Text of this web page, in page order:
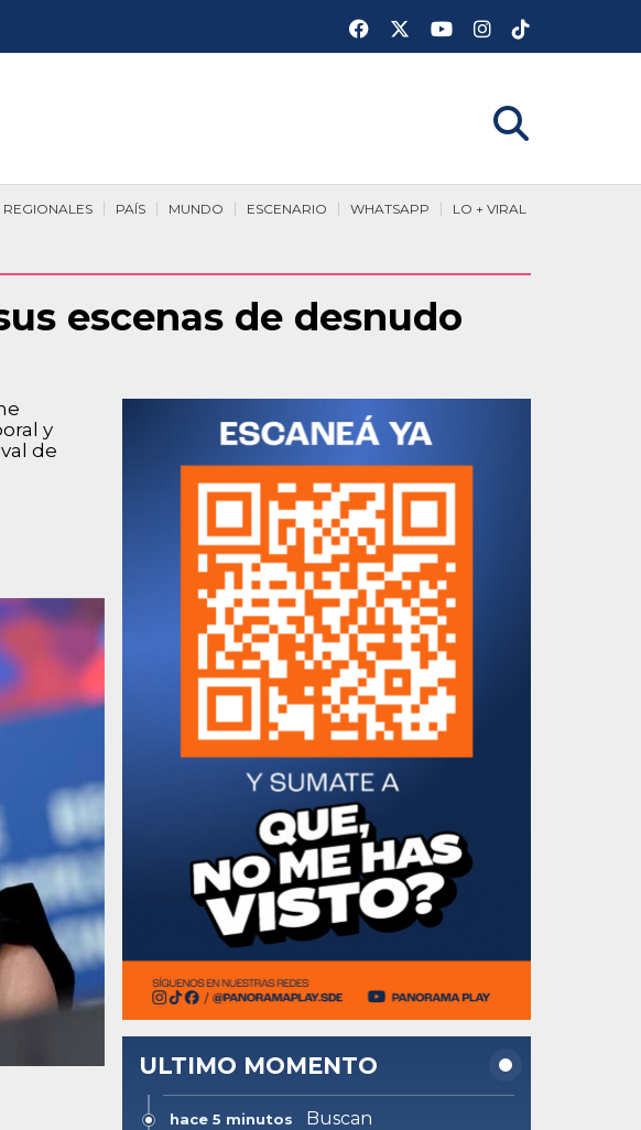
LO + VIRAL
WHATSAPP
ESCENARIO
MUNDO
PAÍS
REGIONALES
escenas de desnudo
y
de
ULTIMO MOMENTO
hace 5 minutos
Buscan